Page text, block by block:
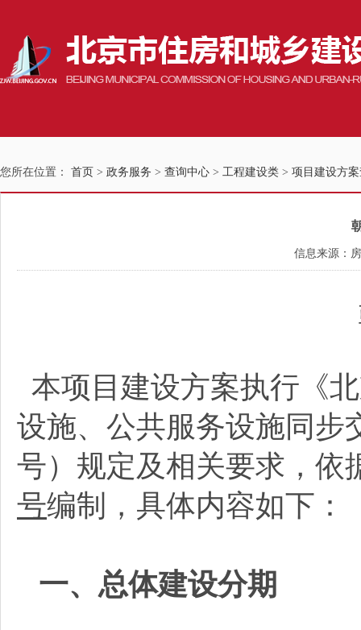
您所在位置： 首页 > 政务服务 > 查询中心 > 工程建设类 > 项目建设方
信息来源：
本项目建设方案执行《
设施、公共服务设施同步
号）规定及相关要求，依
号编制，具体内容如下：
一、总体建设分期